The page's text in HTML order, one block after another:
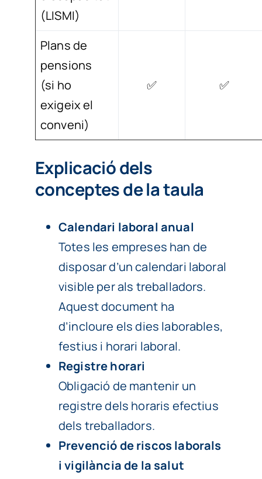
(LISMI)
Plans de
pensions
(si ho
exigeix el
conveni)
✅ ✅
Explicació dels
conceptes de la taula
Calendari laboral anual
Totes les empreses han de
disposar d’un calendari laboral
visible per als treballadors.
Aquest document ha
d’incloure els dies laborables,
festius i horari laboral.
Registre horari
Obligació de mantenir un
registre dels horaris efectius
dels treballadors.
Prevenció de riscos laborals
i vigilància de la salut